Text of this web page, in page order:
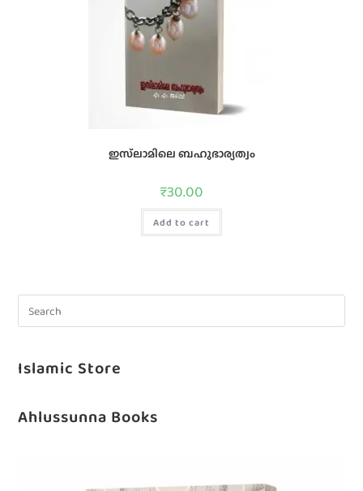
ഇസ്‌ലാമിലെ ബഹുഭാര്യത്വം
₹30.00
Add to cart
Islamic Store
Ahlussunna Books